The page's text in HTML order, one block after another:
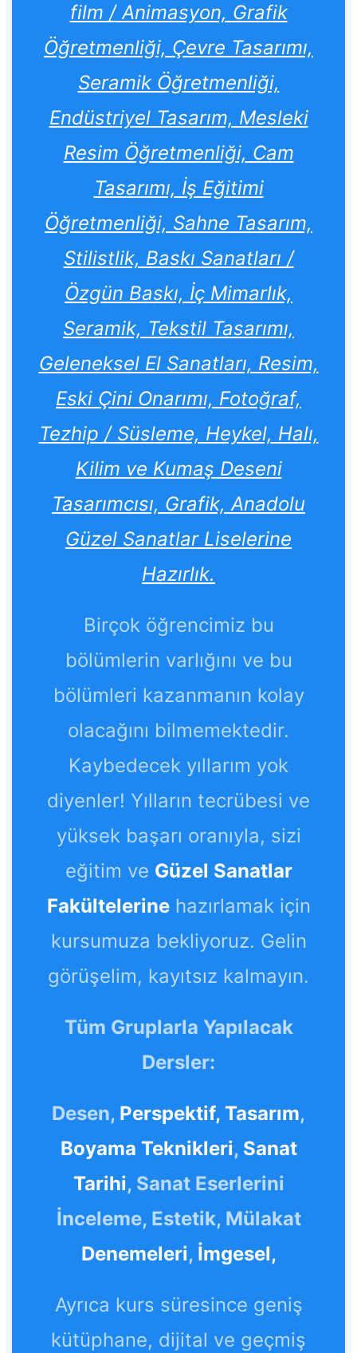
film / Animasyon, Grafik
Öğretmenliği, Çevre Tasarımı,
Seramik Öğretmenliği,
Endüstriyel Tasarım, Mesleki
Resim Öğretmenliği, Cam
Tasarımı, İş Eğitimi
Öğretmenliği, Sahne Tasarım,
Stilistlik, Baskı Sanatları /
Özgün Baskı, İç Mimarlık,
Seramik, Tekstil Tasarımı,
Geleneksel El Sanatları, Resim,
Eski Çini Onarımı, Fotoğraf,
Tezhip / Süsleme, Heykel, Halı,
Kilim ve Kumaş Deseni
Tasarımcısı, Grafik, Anadolu
Güzel Sanatlar Liselerine
Hazırlık.
Birçok öğrencimiz bu
bölümlerin varlığını ve bu
bölümleri kazanmanın kolay
olacağını bilmemektedir.
Kaybedecek yıllarım yok
diyenler! Yılların tecrübesi ve
yüksek başarı oranıyla, sizi
eğitim ve Güzel Sanatlar
Fakültelerinehazırlamak için
kursumuza bekliyoruz. Gelin
görüşelim, kayıtsız kalmayın.
Tüm Gruplarla Yapılacak
Dersler:
Desen, Perspektif, Tasarım,
Boyama Teknikleri, Sanat
Tarihi, Sanat Eserlerini
İnceleme, Estetik, Mülakat
Denemeleri, İmgesel,
Ayrıca kurs süresince geniş
kütüphane, dijital ve geçmiş